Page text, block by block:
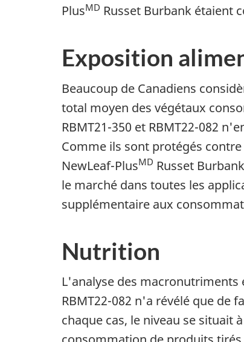
PlusMD Russet Burbank étaient
Exposition
Beaucoup de Canadiens
total moyen des végétaux
RBMT21-350 et RBMT22-082
Comme ils sont protégés
NewLeaf-PlusMD Russet Burbank
le marché dans toutes les
supplémentaire aux
Nutrition
L'analyse des macronutriments
RBMT22-082 n'a révélé que de
chaque cas, le niveau se situait